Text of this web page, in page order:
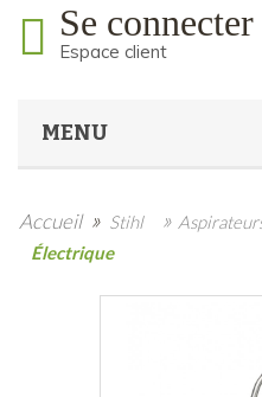
Se connecter
Espace client
MENU
Accueil » Stihl »
Électrique